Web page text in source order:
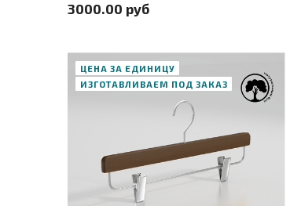
3000.00 руб
Размер 35
ЦЕНА ЗА ЕДИНИЦУ
ИЗГОТАВЛИВАЕМ ПОД ЗАКАЗ